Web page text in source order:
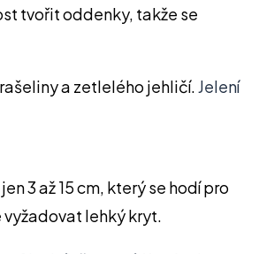
tvořit oddenky, takže se
a zetlelého jehličí.Jelení
3 až 15 cm, který se hodí pro
vyžadovat lehký kryt.